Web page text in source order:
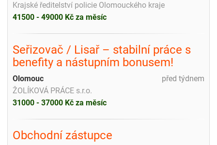
Krajské ředitelství policie Olomouckého kraje
41500 - 49000 Kč za měsíc
Seřizovač / Lisař – stabilní práce s
benefity a nástupním bonusem!
před týdnem
Olomouc
ŽOLÍKOVÁ PRÁCE s.r.o.
31000 - 37000 Kč za měsíc
Obchodní zástupce